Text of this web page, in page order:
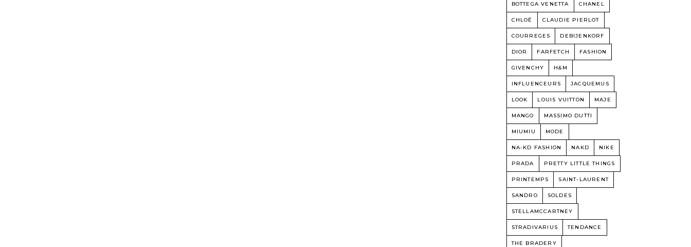
BOTTEGA VENETTA CHANEL
CHLOÉ CLAUDIE PIERLOT
COURREGES DEBIJENKORF
DIOR FARFETCH FASHION
GIVENCHY H&M
INFLUENCEURS JACQUEMUS
LOOK LOUIS VUITTON MAJE
MANGO MASSIMO DUTTI
MIUMIU MODE
NA-KD FASHION NAKD NIKE
PRADA PRETTY LITTLE THINGS
PRINTEMPS SAINT-LAURENT
SANDRO SOLDES
STELLAMCCARTNEY
STRADIVARIUS TENDANCE
THE BRADERY